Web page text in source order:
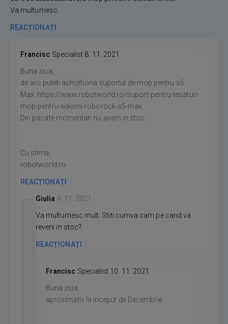
Va multumesc.
REACȚIONAȚI
Francisc Specialist 8. 11. 2021
Buna ziua,
de aici puteti achizitiona suportul de mop pentru s5
Max: https://www.robotworld.ro/suport-pentru-tesaturi-
mop-pentru-xiaomi-roborock-s5-max
Din pacate momentan nu avem in stoc.
Cu stima,
robotworld.ro
REACȚIONAȚI
Giulia 9. 11. 2021
Va multumesc mult. Stiti cumva cam pe cand va
reveni in stoc?
REACȚIONAȚI
Francisc Specialist 10. 11. 2021
Buna ziua,
aproximativ la inceput de Decembrie.